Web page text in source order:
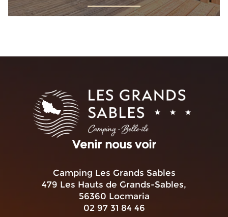
Venir nous voir
Camping Les Grands Sables
479 Les Hauts de Grands-Sables,
56360 Locmaria
02 97 31 84 46